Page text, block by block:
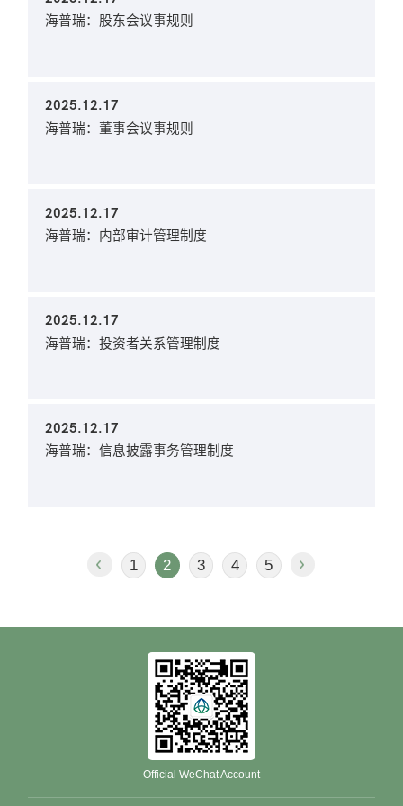
海普瑞：股东会议事规则
2025.12.17
海普瑞：董事会议事规则
2025.12.17
海普瑞：内部审计管理制度
2025.12.17
海普瑞：投资者关系管理制度
2025.12.17
海普瑞：信息披露事务管理制度
1 2 3 4 5
Official WeChat Account